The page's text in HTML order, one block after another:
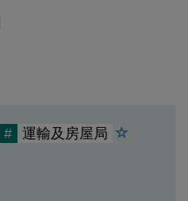
# 運輸及房屋局